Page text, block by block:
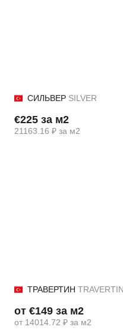
СИЛЬВЕР SILVER
€225 за м2
21163.16 ₽ за м2
ТРАВЕРТИН TRAVERTIN
от €149 за м2
от 14014.72 ₽ за м2